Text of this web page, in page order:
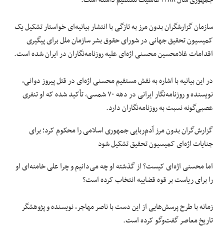
سازمان گزارشگران بدون مرز به ‌تازگی با انتشار بیانیه‌ای خواستار تشکیل یک
کمیسیون تحقیق جهانی در شورای حقوق بشر سازمان ملل برای پیگیری
اقدامات غلامحسین محسنی اژه‌ای علیه روزنامه‌نگاران در ایران شده است.
در این بیانیه با اشاره به نقش مستقیم محسنی اژه‌ای در قتل پیروز دوانی،
نویسنده و روزنامه‌نگار ایرانی در دهه ۷۰ شمسی، تأکید شده که او تنفری
عصبی‌گونه نسبت به روزنامه‌نگاران دارد.
گزارش‌گران بدون مرز آدم‌ربایی جمهوری اسلامی را محکوم کرد؛ برای
جنایات اژه‌ای کمیسیون تحقیق تشکیل شود
اما محسنی‌ اژه‌ای کیست؟ از گذشته او چه می‌دانیم و چرا علی خامنه‌ای او
را برای ریاست بر قوه قضاییه انتخاب کرده است؟
زمانه با طرح پرسش‌هایی از این دست با ناصر مهاجر، نویسنده و پژوهشگر
تاریخ معاصر گفت‌وگو کرده است.